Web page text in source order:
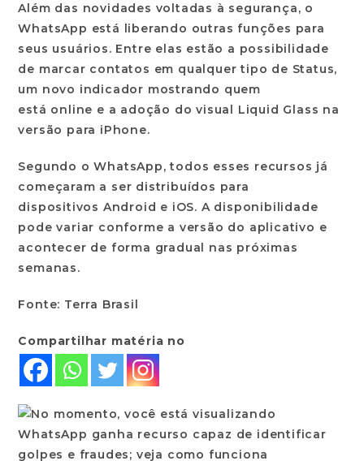
Além das novidades voltadas à segurança, o
WhatsApp está liberando outras funções para
seus usuários. Entre elas estão a possibilidade
de marcar contatos em qualquer tipo de Status,
um novo indicador mostrando quem
está online e a adoção do visual Liquid Glass na
versão para iPhone.
Segundo o WhatsApp, todos esses recursos já
começaram a ser distribuídos para
dispositivos Android e iOS. A disponibilidade
pode variar conforme a versão do aplicativo e
acontecer de forma gradual nas próximas
semanas.
Fonte: Terra Brasil
Compartilhar matéria no